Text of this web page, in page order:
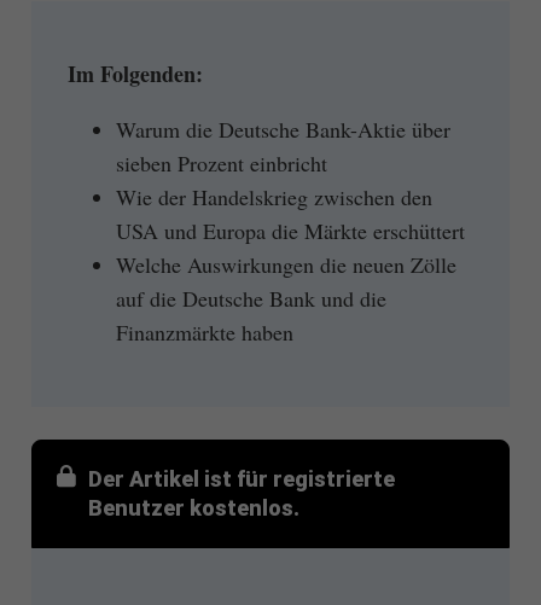
Im Folgenden:
Warum die Deutsche Bank-Aktie über
sieben Prozent einbricht
Wie der Handelskrieg zwischen den
USA und Europa die Märkte erschüttert
Welche Auswirkungen die neuen Zölle
auf die Deutsche Bank und die
Finanzmärkte haben
Der Artikel ist für registrierte
Benutzer kostenlos.